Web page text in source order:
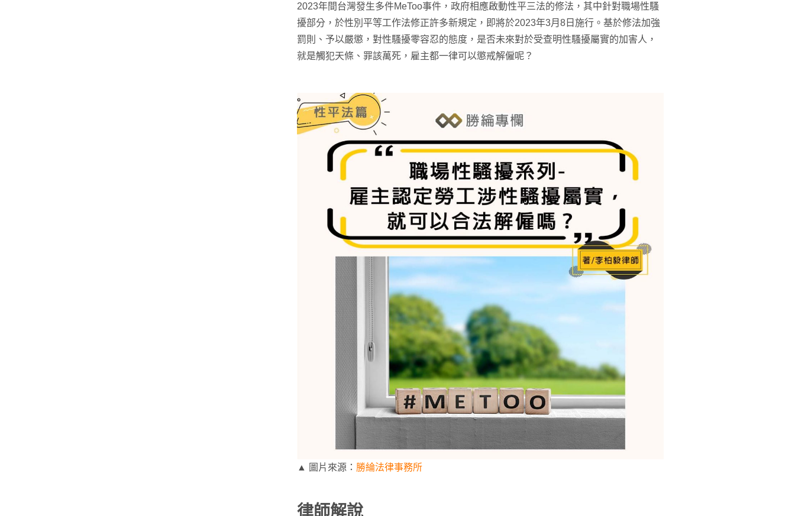
2023年間台灣發生多件MeToo事件，政府相應啟動性平三法的修法，其中針對職場性騷
擾部分，於性別平等工作法修正許多新規定，即將於2023年3月8日施行。基於修法加強
罰則、予以嚴懲，對性騷擾零容忍的態度，是否未來對於受查明性騷擾屬實的加害人，
就是觸犯天條、罪該萬死，雇主都一律可以懲戒解僱呢？
▲ 圖片來源： 勝綸法律事務所
律師解說